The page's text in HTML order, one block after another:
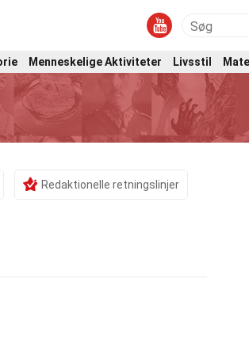
Menneskelige Aktiviteter Livsstil
Redaktionelle retningslinjer